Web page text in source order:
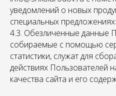
уведомлений о новых
специальных
4.3. Обезличенные данные
собираемые с помощью
статистики, служат для
действиях Пользователей
качества сайта и его